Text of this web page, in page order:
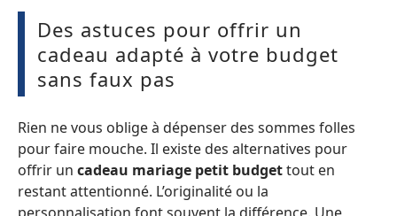
Des astuces pour offrir un
cadeau adapté à votre budget
sans faux pas
Rien ne vous oblige à dépenser des sommes folles
pour faire mouche. Il existe des alternatives pour
offrir un cadeau mariage petit budgettout en
restant attentionné. L’originalité ou la
personnalisation font souvent la différence. Une